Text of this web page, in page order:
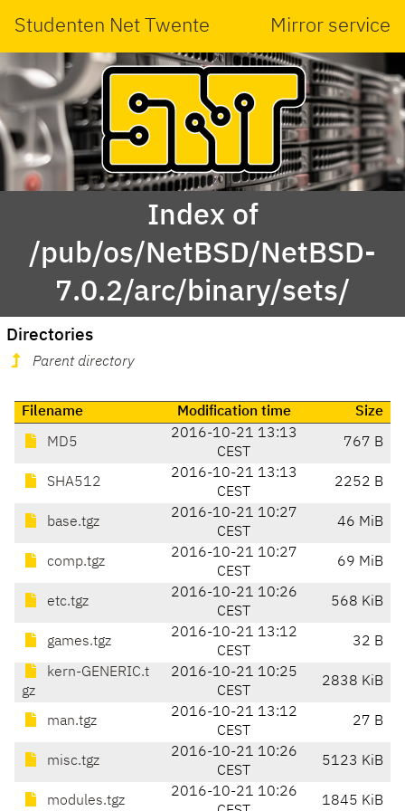
Studenten Net Twente Mirror service
Index of
/pub/os/NetBSD/NetBSD-
7.0.2/arc/binary/sets/
Directories
Parent directory
Filename Modification time Size
MD5
2016-10-21 13:13
CEST
767 B
SHA512
2016-10-21 13:13
CEST
2252 B
base.tgz
2016-10-21 10:27
CEST
46 MiB
comp.tgz
2016-10-21 10:27
CEST
69 MiB
etc.tgz
2016-10-21 10:26
CEST
568 KiB
games.tgz
2016-10-21 13:12
CEST
32 B
kern-GENERIC.t
gz
2016-10-21 10:25
CEST
2838 KiB
man.tgz
2016-10-21 13:12
CEST
27 B
misc.tgz
2016-10-21 10:26
CEST
5123 KiB
modules.tgz
2016-10-21 10:26
1845 KiB